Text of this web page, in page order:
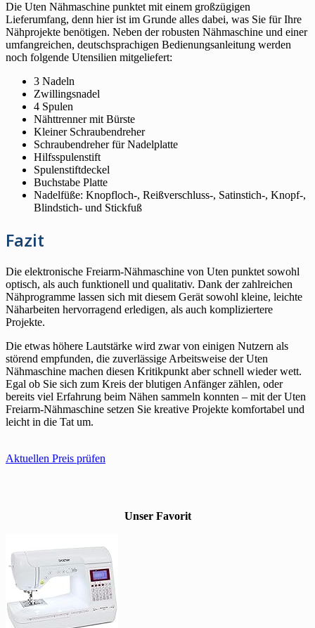
Die Uten Nähmaschine punktet mit einem großzügigen
Lieferumfang, denn hier ist im Grunde alles dabei, was Sie für Ihre
Nähprojekte benötigen. Neben der robusten Nähmaschine und einer
umfangreichen, deutschsprachigen Bedienungsanleitung werden
noch folgende Utensilien mitgeliefert:
3 Nadeln
Zwillingsnadel
4 Spulen
Nähttrenner mit Bürste
Kleiner Schraubendreher
Schraubendreher für Nadelplatte
Hilfsspulenstift
Spulenstiftdeckel
Buchstabe Platte
Nadelfüße: Knopfloch-, Reißverschluss-, Satinstich-, Knopf-,
Blindstich- und Stickfuß
Fazit
Die elektronische Freiarm-Nähmaschine von Uten punktet sowohl
optisch, als auch funktionell und qualitativ. Dank der zahlreichen
Nähprogramme lassen sich mit diesem Gerät sowohl kleine, leichte
Näharbeiten hervorragend erledigen, als auch kompliziertere
Projekte.
Die etwas höhere Lautstärke wird zwar von einigen Nutzern als
störend empfunden, die zuverlässige Arbeitsweise der Uten
Nähmaschine machen diesen Kritikpunkt aber schnell wieder wett.
Egal ob Sie sich zum Kreis der blutigen Anfänger zählen, oder
bereits viel Erfahrung beim Nähen sammeln konnten – mit der Uten
Freiarm-Nähmaschine setzen Sie kreative Projekte komfortabel und
leicht in die Tat um.
Aktuellen Preis prüfen
Unser Favorit